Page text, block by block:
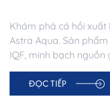
Khám phá cá hồi
Astra Aqua. Sản
IQF, minh bạch
chuẩn thị trường Đức.
nhập khẩu thủy sản
ĐỌC TIẾP